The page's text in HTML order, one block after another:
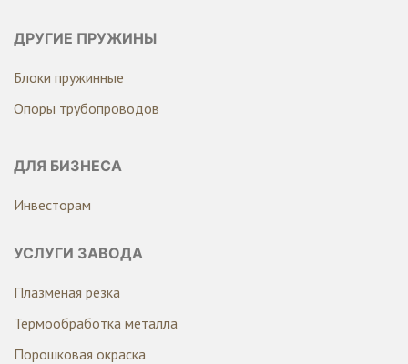
ДРУГИЕ ПРУЖИНЫ
Блоки пружинные
Опоры трубопроводов
ДЛЯ БИЗНЕСА
Инвесторам
УСЛУГИ ЗАВОДА
Плазменая резка
Термообработка металла
Порошковая окраска